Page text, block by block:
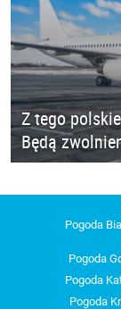
Z tego
Będą
Pogoda
Pogoda
Pogoda
Pogoda